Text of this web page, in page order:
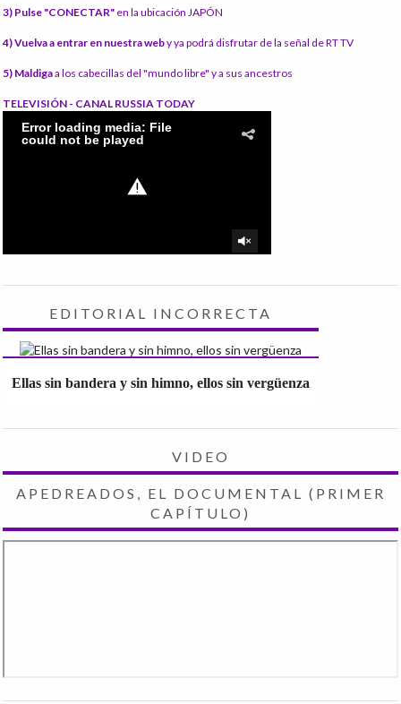
3) Pulse "CONECTAR" en la ubicación JAPÓN
4) Vuelva a entrar en nuestra weby ya podrá disfrutar de la señal de RT TV
5) Maldigaa los cabecillas del "mundo libre" y a sus ancestros
TELEVISIÓN - CANAL RUSSIA TODAY
EDITORIAL INCORRECTA
Ellas sin bandera y sin himno, ellos sin vergüenza
VIDEO
APEDREADOS, EL DOCUMENTAL (PRIMER
CAPÍTULO)